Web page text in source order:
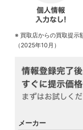
※ 買取店からの買取提示
（2025年10月）
メーカー